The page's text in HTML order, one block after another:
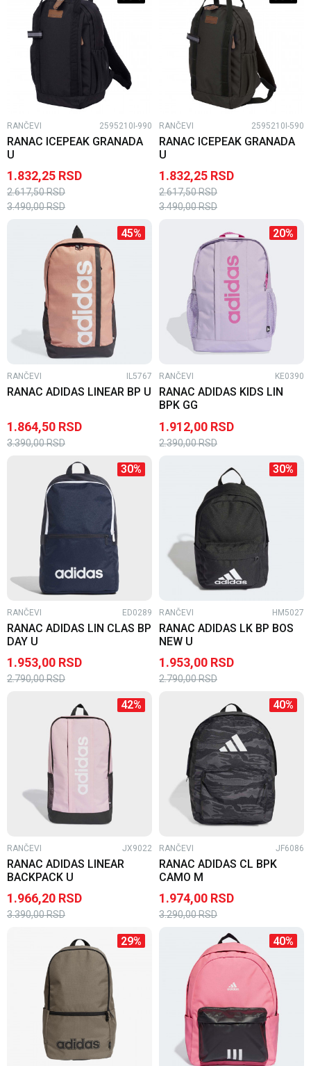
RANČEVI 2595210I-990
RANAC ICEPEAK GRANADA
U
1.832,25 RSD
2.617,50RSD
3.490,00RSD
RANČEVI 2595210I-590
RANAC ICEPEAK GRANADA
U
1.832,25 RSD
2.617,50RSD
3.490,00RSD
45%
RANČEVI IL5767
RANAC ADIDAS LINEAR BP U
1.864,50 RSD
3.390,00RSD
20%
RANČEVI KE0390
RANAC ADIDAS KIDS LIN
BPK GG
1.912,00 RSD
2.390,00RSD
30%
RANČEVI ED0289
RANAC ADIDAS LIN CLAS BP
DAY U
1.953,00 RSD
2.790,00RSD
30%
RANČEVI HM5027
RANAC ADIDAS LK BP BOS
NEW U
1.953,00 RSD
2.790,00RSD
42%
RANČEVI JX9022
RANAC ADIDAS LINEAR
BACKPACK U
1.966,20 RSD
3.390,00RSD
40%
RANČEVI JF6086
RANAC ADIDAS CL BPK
CAMO M
1.974,00 RSD
3.290,00RSD
29% 40%